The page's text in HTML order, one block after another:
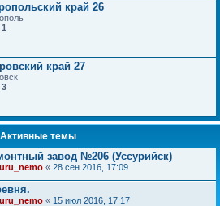
край 26
1
край 27
3
Активные темы
завод №206 (Уссурийск)
« 28 сен 2016, 17:09
« 15 июл 2016, 17:17